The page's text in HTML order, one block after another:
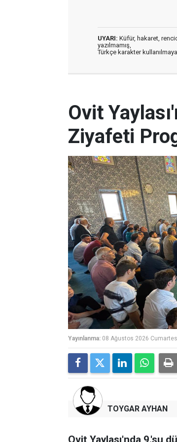
UYARI: Küfür, hakaret,
yazılmamış,
Türkçe karakter
Ovit
Ziyafeti
Yayınlanma: 08 Ağustos 2026
TOYGAR AYHAN
Ovit Yaylası'nda 9.'su